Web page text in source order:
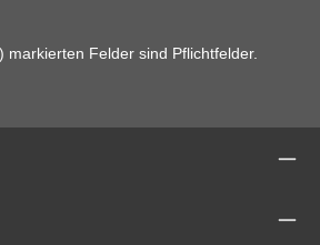
markierten Felder sind Pflichtfelder.